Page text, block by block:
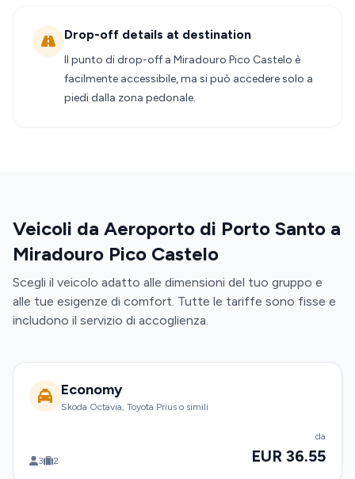
Drop-off details at destination
Il punto di drop-off a Miradouro Pico Castelo è
facilmente accessibile, ma si può accedere solo a
piedi dalla zona pedonale.
Veicoli da Aeroporto di Porto Santo a
Miradouro Pico Castelo
Scegli il veicolo adatto alle dimensioni del tuo gruppo e
alle tue esigenze di comfort. Tutte le tariffe sono fisse e
includono il servizio di accoglienza.
Economy
Skoda Octavia, Toyota Prius o simili
3 2
da
EUR 36.55